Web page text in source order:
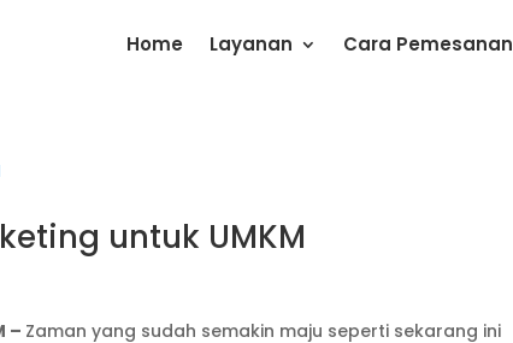
Home Layanan Cara Pemesanan
untuk UMKM
– Zaman yang sudah semakin maju seperti sekarang ini